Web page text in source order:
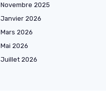
Novembre 2025
Janvier 2026
Mars 2026
Mai 2026
Juillet 2026